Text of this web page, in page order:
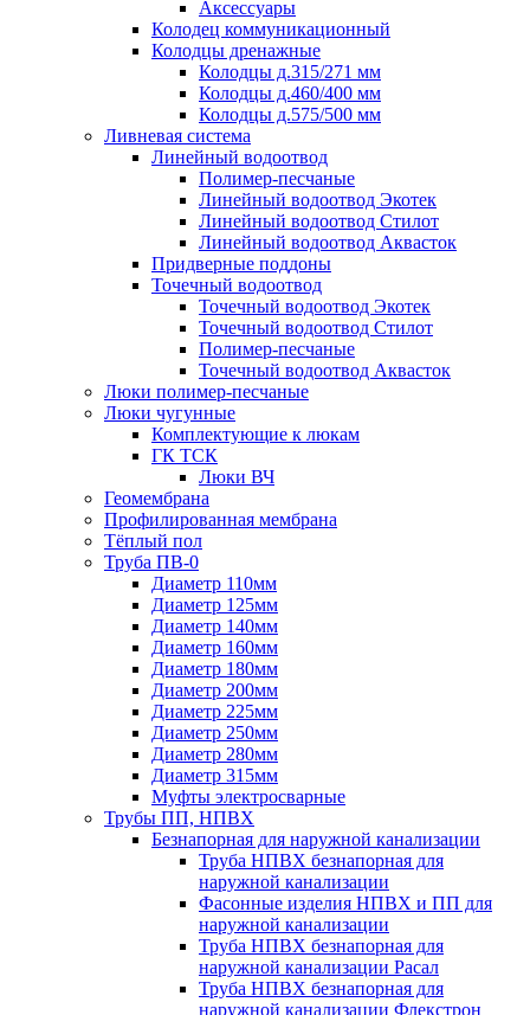
Аксессуары
Колодец коммуникационный
Колодцы дренажные
Колодцы д.315/271 мм
Колодцы д.460/400 мм
Колодцы д.575/500 мм
Ливневая система
Линейный водоотвод
Полимер-песчаные
Линейный водоотвод Экотек
Линейный водоотвод Стилот
Линейный водоотвод Аквасток
Придверные поддоны
Точечный водоотвод
Точечный водоотвод Экотек
Точечный водоотвод Стилот
Полимер-песчаные
Точечный водоотвод Аквасток
Люки полимер-песчаные
Люки чугунные
Комплектующие к люкам
ГК ТСК
Люки ВЧ
Геомембрана
Профилированная мембрана
Тёплый пол
Труба ПВ-0
Диаметр 110мм
Диаметр 125мм
Диаметр 140мм
Диаметр 160мм
Диаметр 180мм
Диаметр 200мм
Диаметр 225мм
Диаметр 250мм
Диаметр 280мм
Диаметр 315мм
Муфты электросварные
Трубы ПП, НПВХ
Безнапорная для наружной канализации
Труба НПВХ безнапорная для
наружной канализации
Фасонные изделия НПВХ и ПП для
наружной канализации
Труба НПВХ безнапорная для
наружной канализации Расал
Труба НПВХ безнапорная для
наружной канализации Флекстрон